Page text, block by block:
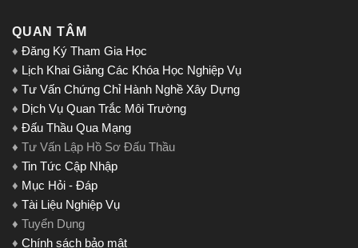
QUAN TÂM
♦ Đăng Ký Tham Gia Học
♦ Lịch Khai Giảng Các Khóa Học Nghiệp Vụ
♦ Tư Vấn Chứng Chỉ Hành Nghề Xây Dựng
♦ Dịch Vụ Quan Trắc Môi Trường
♦ Đấu Thầu Qua Mạng
♦ Tư Vấn Lập Hồ Sơ Đấu Thầu
♦ Tin Tức Cập Nhập
♦ Mục Hỏi - Đáp
♦ Tài Liệu Nghiệp Vụ
♦ Tuyển Dụng
♦ Chính sách bảo mật